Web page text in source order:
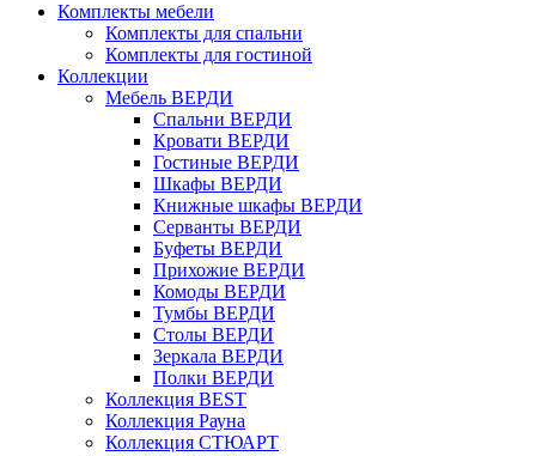
Комплекты мебели
Комплекты для спальни
Комплекты для гостиной
Коллекции
Мебель ВЕРДИ
Спальни ВЕРДИ
Кровати ВЕРДИ
Гостиные ВЕРДИ
Шкафы ВЕРДИ
Книжные шкафы ВЕРДИ
Серванты ВЕРДИ
Буфеты ВЕРДИ
Прихожие ВЕРДИ
Комоды ВЕРДИ
Тумбы ВЕРДИ
Столы ВЕРДИ
Зеркала ВЕРДИ
Полки ВЕРДИ
Коллекция BEST
Коллекция Рауна
Коллекция СТЮАРТ